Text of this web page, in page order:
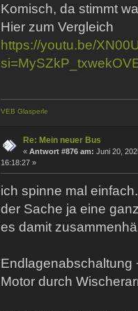
Komisch, da stimmt
Hier zum Vergleich
https://youtu.be/
VEB Glasperle
Re: Mein neuer Bus
« Antwort #876 am: Juni 20,
16:18:27 »
ich spinne mal
der Sache ja eine
es damit
Endlagenabschaltung
Motor durch